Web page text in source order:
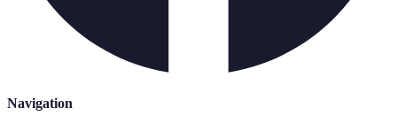
Navigation